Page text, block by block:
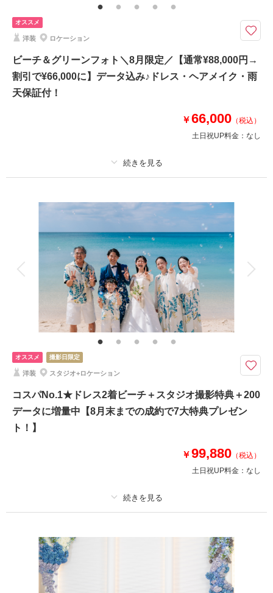
追加は撮影時間を延長する必要がござますため別プランをお選びください）
平日限定・衣裳は公式ホームページのプラン内衣装のみセレクト可/お客様
のカメラ・スマホのお持込みはできかねます
すべてのラインナップから衣裳を選択する場合は、別のプランにてお申込み
をお願いいたします。撮影・参加は新郎新婦様のみとなります。ファミリー
フォトやお子様との撮影は別プランのお申込みをお願いいたします。
所要時間：3時間
オススメ
洋装 ロケーション
ビーチ＆グリーンフォト＼8月限定／【通常¥88,000円→
割引で¥66,000に】データ込み♪ドレス・ヘアメイク・雨
天保証付！
￥66,000 （税込）
土日祝UP料金： なし
撮影料 新婦衣装1着 新郎衣装1着
データ 100 カット 台紙付写真
会食
家族と撮影 家族用衣装レンタル
その他含むもの
新婦様 洋装1点,新郎様 洋装1点,新婦様ヘアセット＆メイク1スタイル, アク
セサリー,シューズ各1点,撮影代,ビーチ申請料金,写真補正(色調整),アテンド,
100データ付、充実のプランが10万円以下♩ビーチとグリーンで沖縄らしい
景色と撮影。アテンド＆雨天補償も付いた安心のプランです♩
お得にコーラルスタジオを利用いただけるベーシックビーチプラン♪
7大特典で期間限定割引価格、データ追加、グリーンロケ撮影プレゼント、
アップグレードアクセサリー無料、アップグレードブーケ無料、ドローンフ
ォト撮影・ヤシの木ロード撮影指定オプション50％OFF
撮影場所： 美々ビーチ
相談予約する
来店・オンライン
撮影日の空き
を確認する
オススメ 撮影日限定
洋装 スタジオ+ロケーション
コスパNo.1★ドレス2着ビーチ＋スタジオ撮影特典＋200
データに増量中【8月末までの成約で7大特典プレゼン
ト！】
￥99,880 （税込）
土日祝UP料金： なし
撮影料 新郎衣装1着
着付け 小物一式
アルバム 台紙付写真